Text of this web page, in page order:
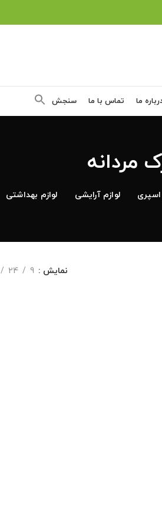
ما تماس با ما سنجش
مردانه
لوازم آرایشی لوازم بهداشتی
نمایش 9
24